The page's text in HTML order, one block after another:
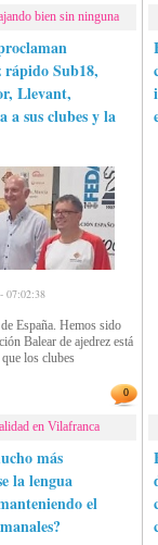
bien sin ninguna
rápido Sub18,
Llevant,
a sus clubes y la
07:02:38
España. Hemos sido
Balear de ajedrez está
los clubes
0
en Vilafranca
más
la lengua
el